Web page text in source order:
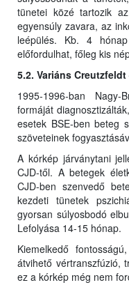
tünetei közé tartozik
egyensúly zavara, az
leépülés. Kb. 4
előfordulhat, főleg kis
5.2. Variáns
1995-1996-ban
formáját
esetek BSE-ben beteg
szöveteinek
A kórkép járványtani
CJD-től. A betegek
CJD-ben szenvedő
kezdeti tünetek
gyorsan súlyosbodó
Lefolyása 14-15 hónap.
Kiemelkedő
átvihető vértranszfúzió,
ez a kórkép még nem